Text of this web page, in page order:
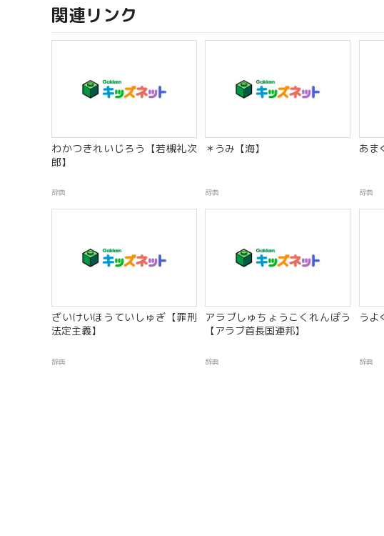
関連リンク
わかつきれいじろう【若槻礼次
郎】
辞典
＊うみ【海】
辞典
あま
辞典
ざいけいほうていしゅぎ【罪刑
法定主義】
辞典
アラブしゅちょうこくれんぽう
【アラブ首長国連邦】
辞典
うよ
辞典